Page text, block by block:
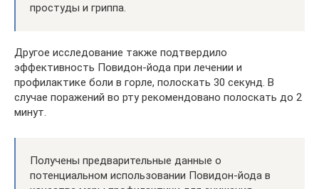
простуды и гриппа.
Другое исследование также подтвердило
эффективность Повидон-йода при лечении и
профилактике боли в горле, полоскать 30 секунд. В
случае поражений во рту рекомендовано полоскать до 2
минут.
Получены предварительные данные о
потенциальном использовании Повидон-йода в